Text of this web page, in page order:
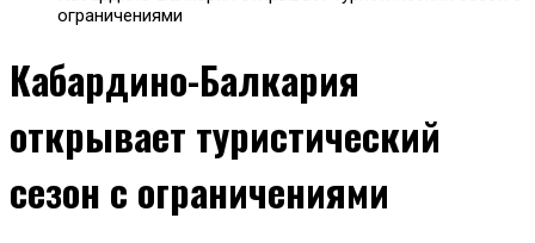
ограничениями
Кабардино-Балкария
открывает туристический
сезон с ограничениями